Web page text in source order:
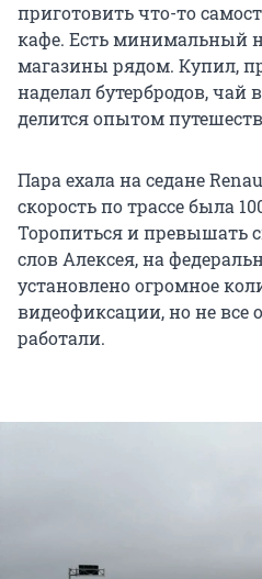
приготовить что-то
кафе. Есть минимальный
магазины рядом. Купил,
наделал бутербродов, чай
делится опытом
Пара ехала на седане
скорость по трассе была
Торопиться и превышать
слов Алексея, на
установлено огромное
видеофиксации, но не все
работали.